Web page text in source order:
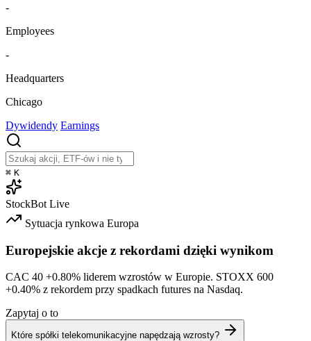
-
Employees
-
Headquarters
Chicago
Dywidendy Earnings
⌘ K
StockBot Live
Sytuacja rynkowa Europa
Europejskie akcje z rekordami dzięki wynikom
CAC 40 +0.80% liderem wzrostów w Europie. STOXX 600
+0.40% z rekordem przy spadkach futures na Nasdaq.
Zapytaj o to
Które spółki telekomunikacyjne napędzają wzrosty?